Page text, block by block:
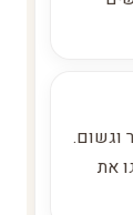
וגשום.
את